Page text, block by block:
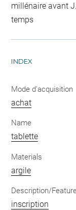
millénaire avant
temps
INDEX
Mode d'acquisition
achat
Name
tablette
Materials
argile
Description/
inscription